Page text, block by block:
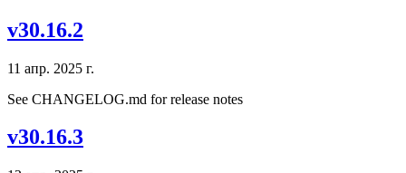
v30.16.2
11 апр. 2025 г.
See CHANGELOG.md for release notes
v30.16.3